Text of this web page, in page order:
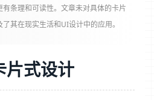
条理和可读性。文章未对具体的卡片
其在现实生活和UI设计中的应用。
片式设计